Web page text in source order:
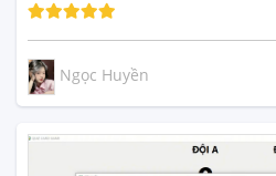
Ngọc Huyền